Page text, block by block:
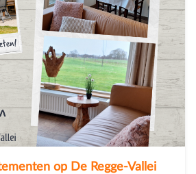
op De Regge-Vallei